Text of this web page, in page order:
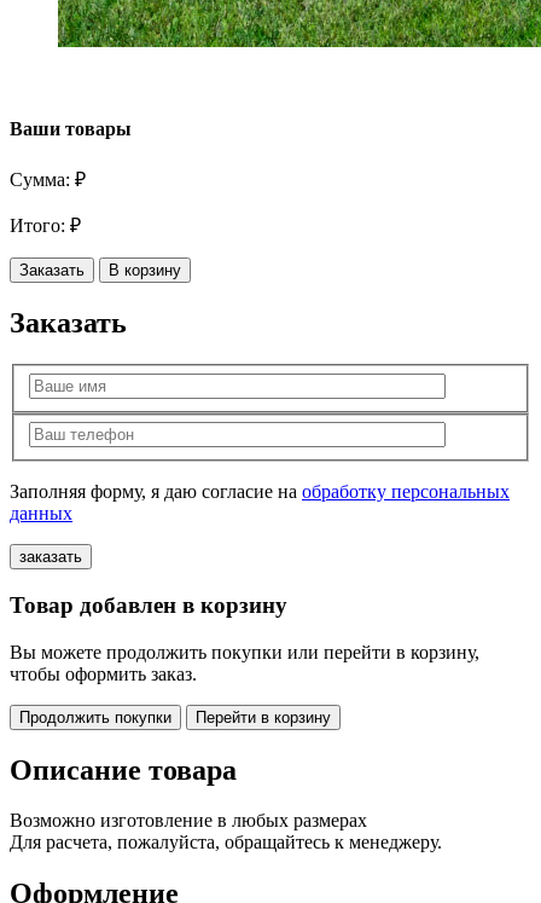
Ваши товары
Сумма: ₽
Итого: ₽
Заказать В корзину
Заказать
Заполняя форму, я даю согласие на обработку персональных
данных
Товар добавлен в корзину
Вы можете продолжить покупки или перейти в корзину,
чтобы оформить заказ.
Продолжить покупки Перейти в корзину
Описание товара
Возможно изготовление в любых размерах
Для расчета, пожалуйста, обращайтесь к менеджеру.
Оформление